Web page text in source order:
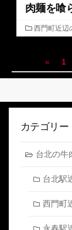
肉麺を喰
カ
テ
ー
西門町近辺
稿
ナ
ビ
« 1
カテゴリー
台北の牛
台北駅
西門町